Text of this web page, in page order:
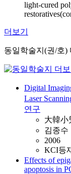
light-cured
더보기
동일학술지(권/호)
Digital
Laser
연구
大韓小
김종수
2006
KCI등
Effects of
apoptosis in